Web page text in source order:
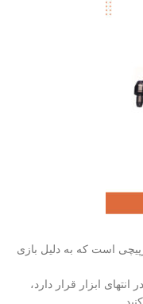
است که به دلیل بازی
ابزار قرار دارد،